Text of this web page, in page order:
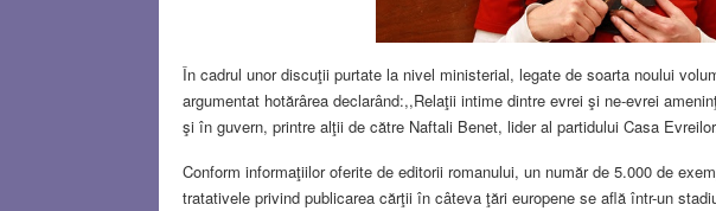
În cadrul unor discuţii purtate la nivel ministerial, legate de soarta noului
argumentat hotărârea declarând:,,Relaţii intime dintre evrei şi ne-evrei
şi în guvern, printre alţii de către Naftali Benet, lider al partidului Casa
Conform informaţiilor oferite de editorii romanului, un număr de 5.000 de
tratativele privind publicarea cărţii în câteva ţări europene se află într-un